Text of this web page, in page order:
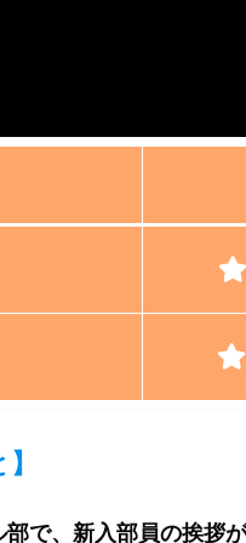
】
で、新入部員の挨拶